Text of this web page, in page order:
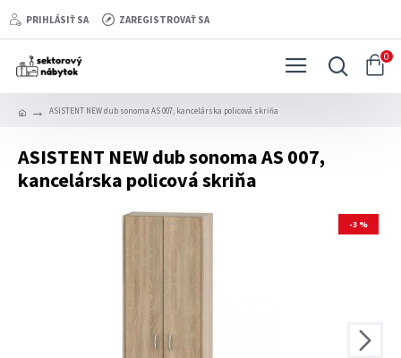
PRIHLÁSIŤ SA ZAREGISTROVAŤ SA
0
ASISTENT NEW dub sonoma AS 007, kancelárska policová skriňa
ASISTENT NEW dub sonoma AS 007,
kancelárska policová skriňa
-3 %